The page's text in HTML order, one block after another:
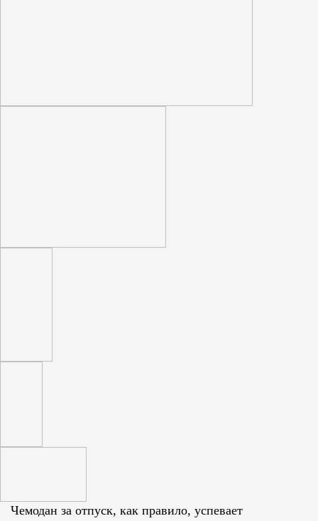
Чемодан за отпуск, как правило, успевает